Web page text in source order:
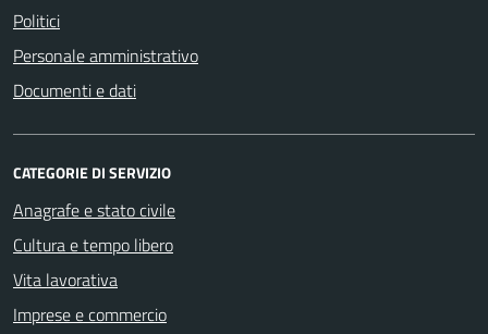
Politici
Personale amministrativo
Documenti e dati
CATEGORIE DI SERVIZIO
Anagrafe e stato civile
Cultura e tempo libero
Vita lavorativa
Imprese e commercio